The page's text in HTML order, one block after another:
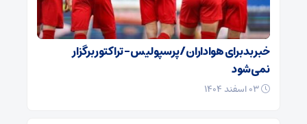
خبر بد برای هواداران / پرسپولیس – تراکتور برگزار
نمی‌شود